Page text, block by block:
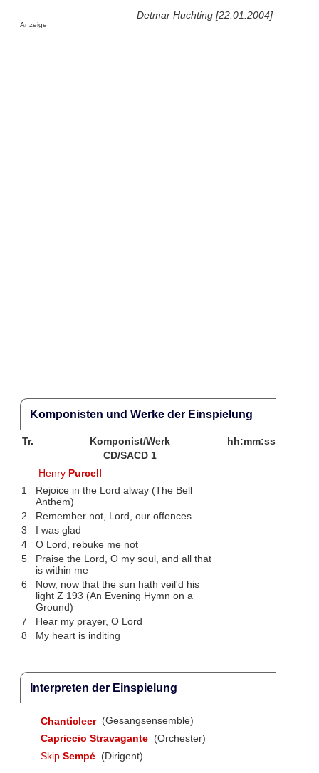
Detmar Huchting [22.01.2004]
Anzeige
Komponisten und Werke der Einspielung
Tr. Komponist/Werk
hh:mm:ss
CD/SACD 1
Henry Purcell
1
Rejoice in the Lord alway (The Bell
Anthem)
2
Remember not, Lord, our offences
3
I was glad
4
O Lord, rebuke me not
5
Praise the Lord, O my soul, and all that
is within me
6
Now, now that the sun hath veil'd his
light Z 193 (An Evening Hymn on a
Ground)
7
Hear my prayer, O Lord
8
My heart is inditing
Interpreten der Einspielung
Chanticleer (Gesangsensemble)
Capriccio Stravagante (Orchester)
Skip Sempé (Dirigent)